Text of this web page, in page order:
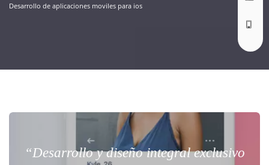
Desarrollo de aplicaciones moviles para ios
“Desarrollo y diseño integral exclusivo